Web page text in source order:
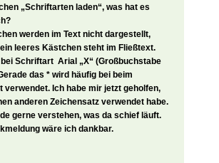
„Schriftarten laden“, was hat es
werden im Text nicht dargestellt,
leeres Kästchen steht im Fließtext.
Schriftart Arial „X“ (Großbuchstabe
das * wird häufig bei beim
verwendet. Ich habe mir jetzt geholfen,
anderen Zeichensatz verwendet habe.
gerne verstehen, was da schief läuft.
wäre ich dankbar.